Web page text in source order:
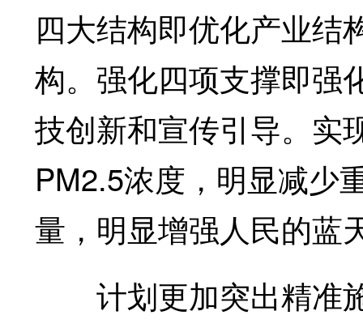
四大结构即优化产业结
构。强化四项支撑即强
技创新和宣传引导。实
PM2.5浓度，明显减少
量，明显增强人民的蓝
计划更加突出精准施